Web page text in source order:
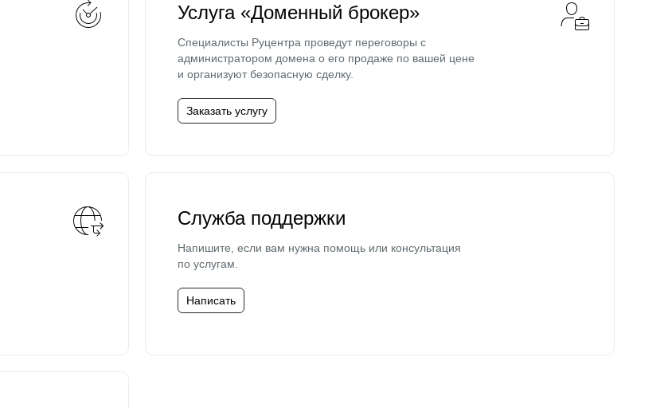
Услуга «Доменный брокер»
Специалисты Руцентра проведут переговоры с
администратором домена о его продаже по вашей цене
и организуют безопасную сделку.
Заказать услугу
Служба поддержки
Напишите, если вам нужна помощь или консультация
по услугам.
Написать